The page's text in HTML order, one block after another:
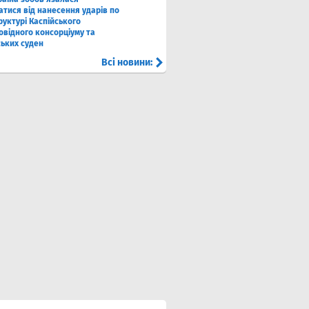
від нанесення ударів по
Каспійського
консорціуму та
суден
Всі новини: